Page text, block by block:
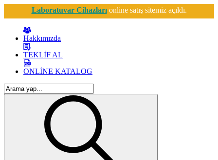
Laboratuvar Cihazlarıonline satış sitemiz açıldı.
Hakkımızda
TEKLİF AL
ONLİNE KATALOG